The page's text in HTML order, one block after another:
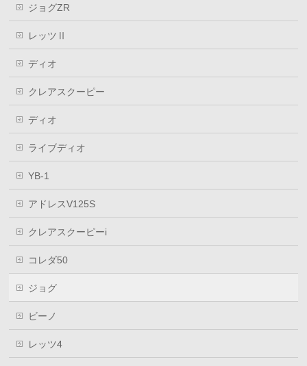
ジョグZR
レッツⅡ
ディオ
クレアスクーピー
ディオ
ライブディオ
YB-1
アドレスV125S
クレアスクーピーi
コレダ50
ジョグ
ビーノ
レッツ4